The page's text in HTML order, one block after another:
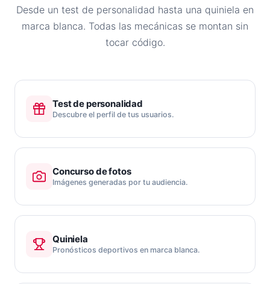
Desde un test de personalidad hasta una quiniela en
marca blanca. Todas las mecánicas se montan sin
tocar código.
Test de personalidad
Descubre el perfil de tus usuarios.
Concurso de fotos
Imágenes generadas por tu audiencia.
Quiniela
Pronósticos deportivos en marca blanca.